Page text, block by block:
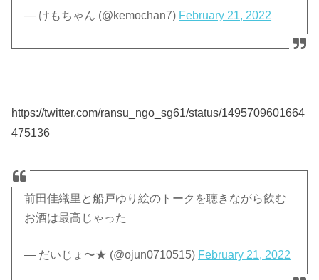
— けもちゃん (@kemochan7) February 21, 2022
https://twitter.com/ransu_ngo_sg61/status/1495709601664
475136
前田佳織里と船戸ゆり絵のトークを聴きながら飲む
お酒は最高じゃった
— だいじょ〜★ (@ojun0710515) February 21, 2022